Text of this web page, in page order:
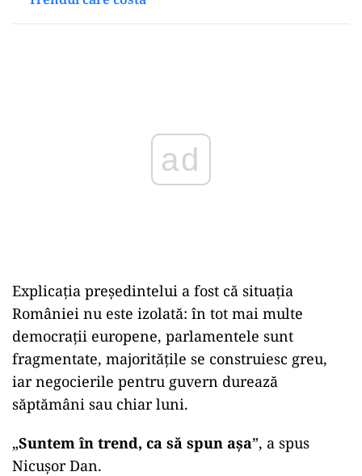
Explicația președintelui a fost că situația
României nu este izolată: în tot mai multe
democrații europene, parlamentele sunt
fragmentate, majoritățile se construiesc greu,
iar negocierile pentru guvern durează
săptămâni sau chiar luni.
„Suntem în trend, ca să spun așa”, a spus
Nicușor Dan.